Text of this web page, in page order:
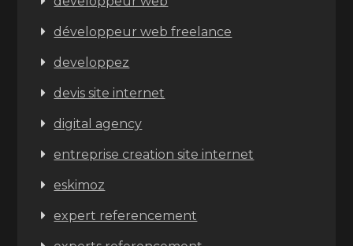
développeur web freelance
developpez
devis site internet
digital agency
entreprise creation site internet
eskimoz
expert referencement